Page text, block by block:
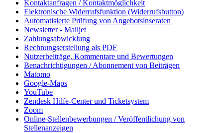
Kontaktanfragen / Kontaktmöglichkeit
Elektronische Widerrufsfunktion (Widerrufsbutton)
Automatisierte Prüfung von Angebotsinseraten
Newsletter - Mailjet
Zahlungsabwicklung
Rechnungserstellung als PDF
Nutzerbeiträge, Kommentare und Bewertungen
Benachrichtigungen / Abonnement von Beiträgen
Matomo
Google-Maps
YouTube
Zendesk Hilfe-Center und Ticketsystem
Zoom
Online-Stellenbewerbungen / Veröffentlichung von
Stellenanzeigen